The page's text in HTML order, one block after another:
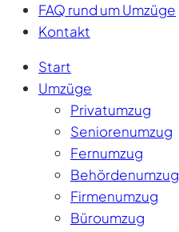
FAQ rund um Umzüge
Kontakt
Start
Umzüge
Privatumzug
Seniorenumzug
Fernumzug
Behördenumzug
Firmenumzug
Büroumzug